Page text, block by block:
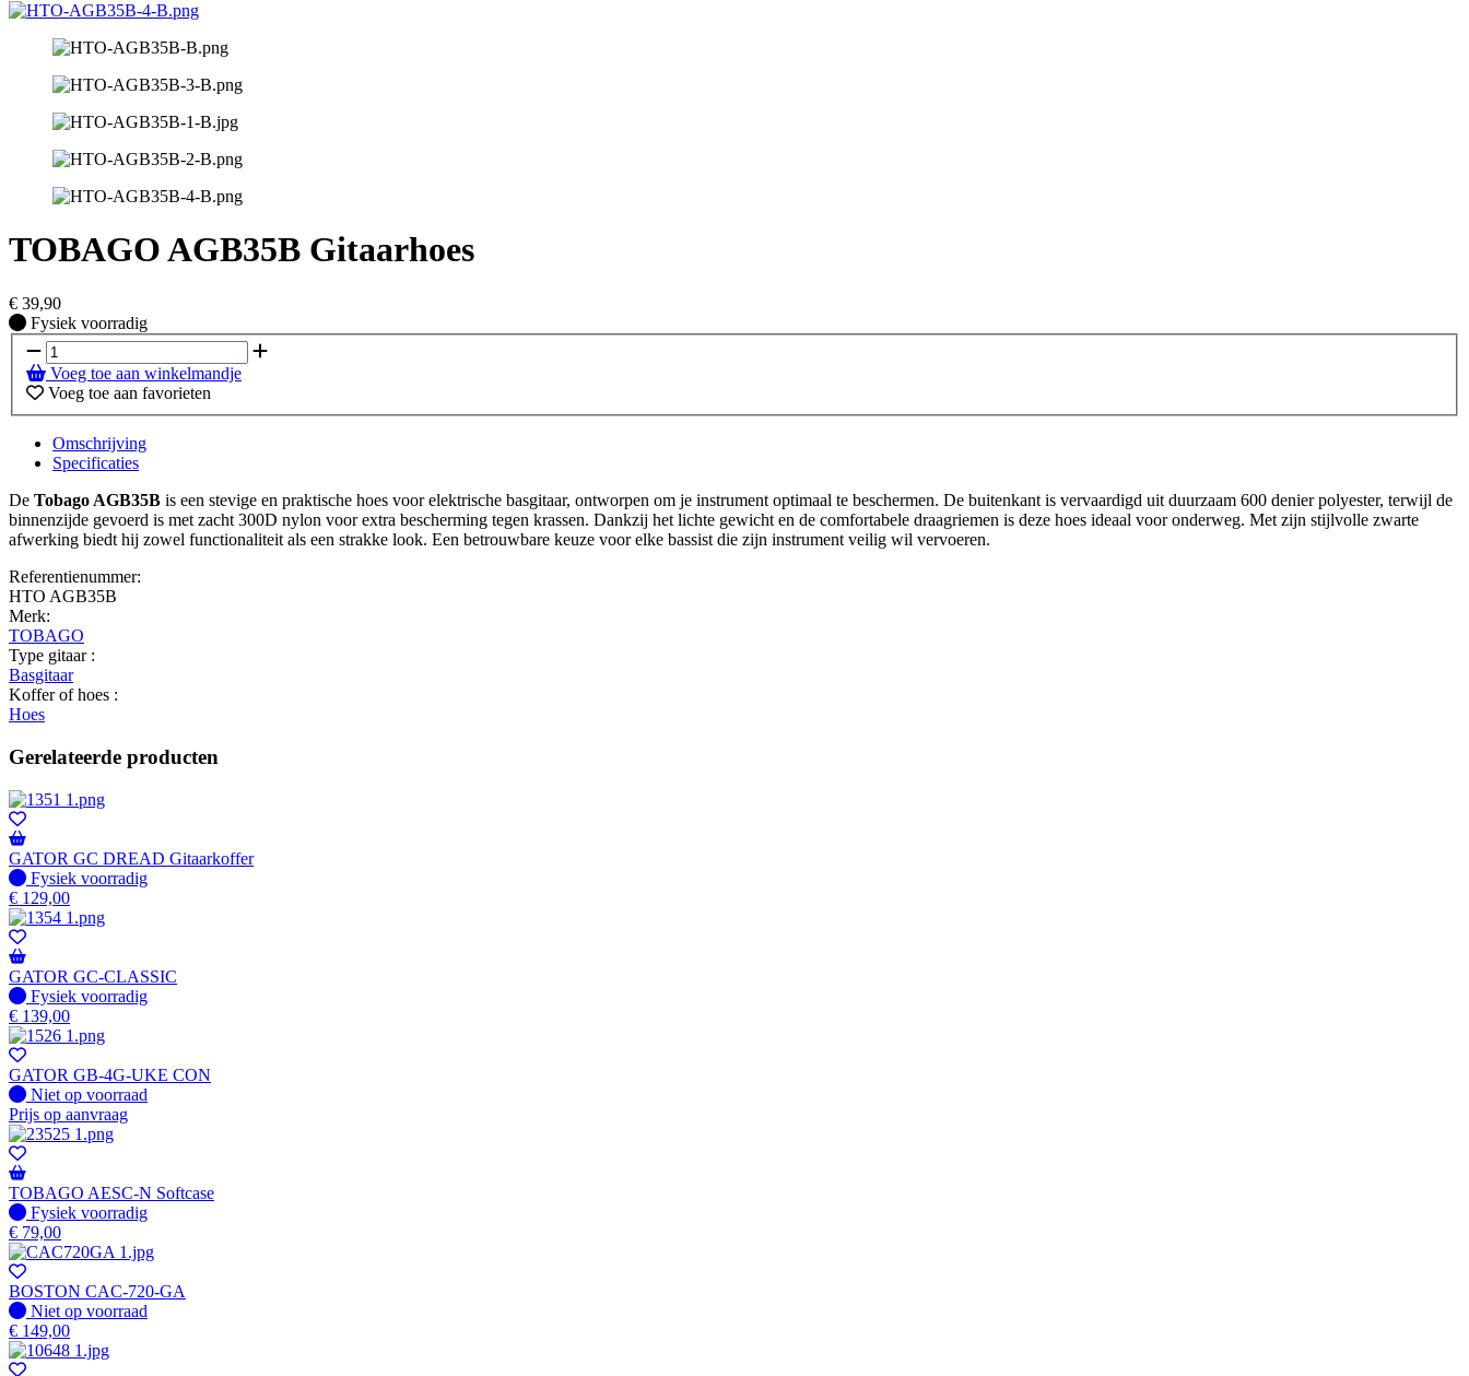
TOBAGO AGB35B Gitaarhoes
€ 39,90
Fysiek voorradig
Fysiek voorradig
Voeg toe aan winkelmandje
Voeg toe aan favorieten
Omschrijving
Specificaties
De Tobago AGB35B is een stevige en praktische hoes voor elektrische basgitaar, ontworpen om je instrument optimaal te beschermen. De buitenkant is vervaardigd uit duurzaam 600 denier polyester, terwijl de
binnenzijde gevoerd is met zacht 300D nylon voor extra bescherming tegen krassen. Dankzij het lichte gewicht en de comfortabele draagriemen is deze hoes ideaal voor onderweg. Met zijn stijlvolle zwarte
afwerking biedt hij zowel functionaliteit als een strakke look. Een betrouwbare keuze voor elke bassist die zijn instrument veilig wil vervoeren.
Referentienummer:
HTO AGB35B
Merk:
TOBAGO
Type gitaar :
Basgitaar
Koffer of hoes :
Hoes
Gerelateerde producten
GATOR GC DREAD Gitaarkoffer
Fysiek voorradig
Fysiek voorradig
€ 129,00
GATOR GC-CLASSIC
Fysiek voorradig
Fysiek voorradig
€ 139,00
GATOR GB-4G-UKE CON
Fysiek voorradig
Niet op voorraad
Prijs op aanvraag
TOBAGO AESC-N Softcase
Fysiek voorradig
Fysiek voorradig
€ 79,00
BOSTON CAC-720-GA
Fysiek voorradig
Niet op voorraad
€ 149,00